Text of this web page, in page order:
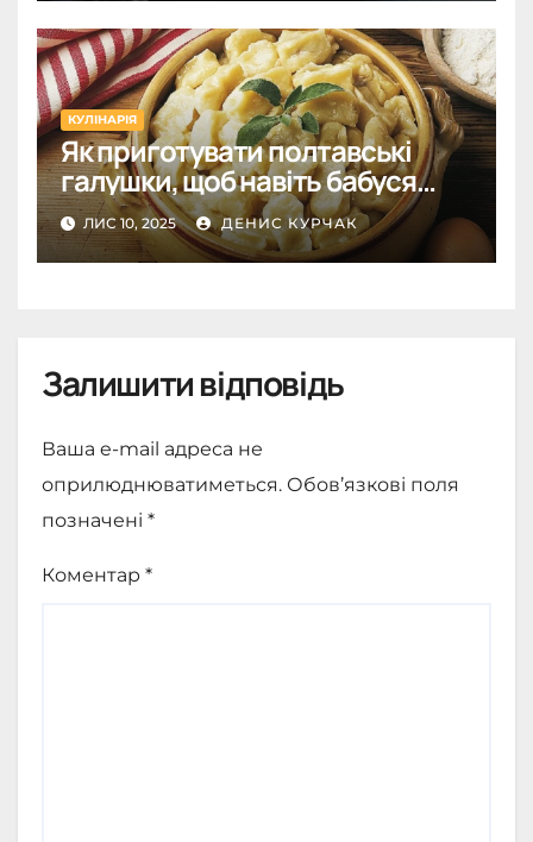
КУЛІНАРІЯ
Як приготувати полтавські
галушки, щоб навіть бабуся
оцінила
ЛИС 10, 2025 ДЕНИС КУРЧАК
Залишити відповідь
Ваша e-mail адреса не
оприлюднюватиметься. Обов’язкові поля
позначені *
Коментар *